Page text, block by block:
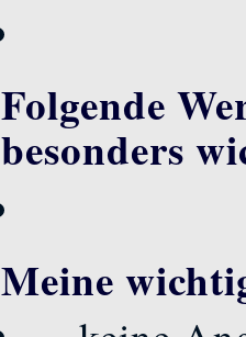
Folgende
besonders
Meine